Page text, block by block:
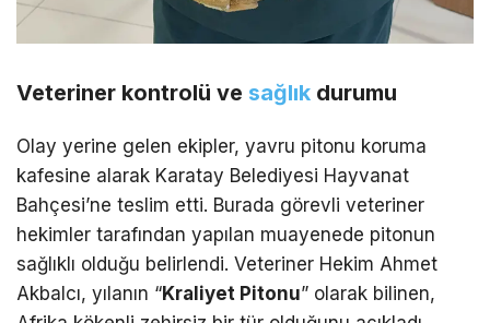
Veteriner kontrolü ve sağlık durumu
Olay yerine gelen ekipler, yavru pitonu koruma
kafesine alarak Karatay Belediyesi Hayvanat
Bahçesi’ne teslim etti. Burada görevli veteriner
hekimler tarafından yapılan muayenede pitonun
sağlıklı olduğu belirlendi. Veteriner Hekim Ahmet
Akbalcı, yılanın “Kraliyet Pitonu” olarak bilinen,